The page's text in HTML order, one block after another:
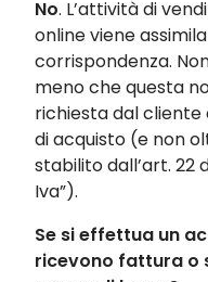
No. L’attività di
online viene
corrispondenza.
meno che questa
richiesta dal cliente
di acquisto (e non
stabilito dall’art. 22
Iva”).
Se si effettua un
ricevono fattura o